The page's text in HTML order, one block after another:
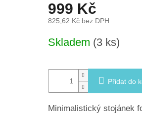
999 Kč
825,62 Kč bez DPH
cena:
Skladem (3 ks)
Přidat do
Minimalistický stojánek